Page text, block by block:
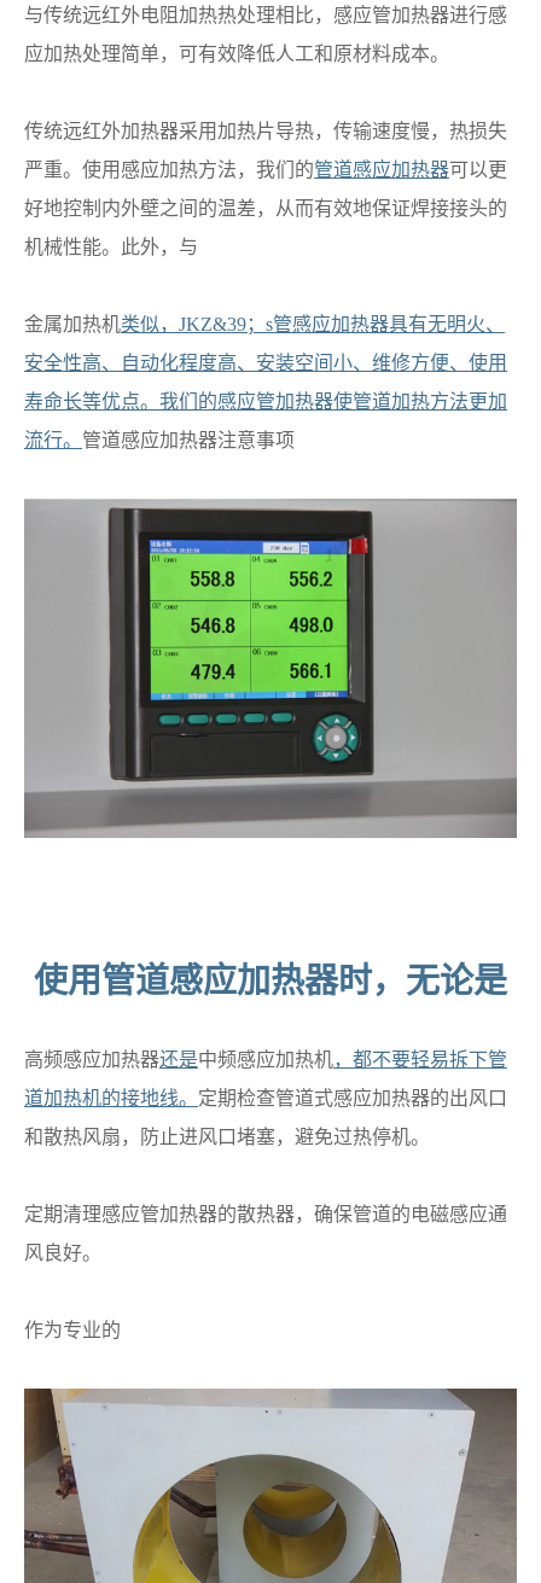
与传统远红外电阻加热热处理相比，感应管加热器进行感
应加热处理简单，可有效降低人工和原材料成本。
传统远红外加热器采用加热片导热，传输速度慢，热损失
严重。使用感应加热方法，我们的管道感应加热器可以更
好地控制内外壁之间的温差，从而有效地保证焊接接头的
机械性能。此外，与
金属加热机类似，JKZ&39；s管感应加热器具有无明火、
安全性高、自动化程度高、安装空间小、维修方便、使用
寿命长等优点。我们的感应管加热器使管道加热方法更加
流行。 管道感应加热器注意事项
使用管道感应加热器时，无论是
高频感应加热器还是中频感应加热机，都不要轻易拆下管
道加热机的接地线。 定期检查管道式感应加热器的出风口
和散热风扇，防止进风口堵塞，避免过热停机。
定期清理感应管加热器的散热器，确保管道的电磁感应通
风良好。
作为专业的